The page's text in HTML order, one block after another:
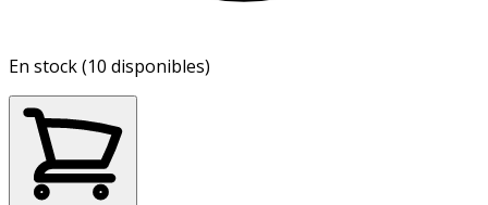
En stock (10 disponibles)